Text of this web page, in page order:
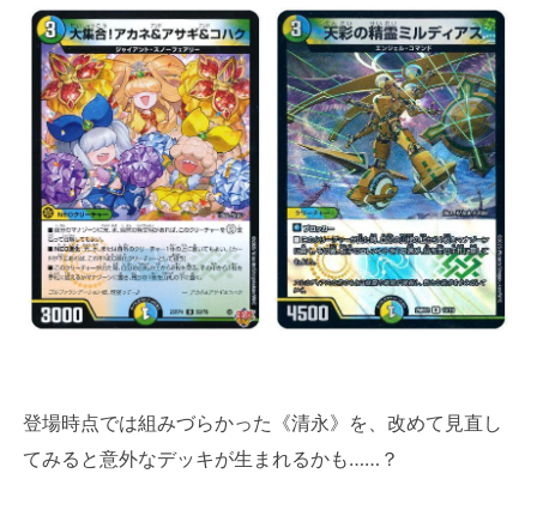
登場時点では組みづらかった《清永》を、改めて見直し
てみると意外なデッキが生まれるかも……？